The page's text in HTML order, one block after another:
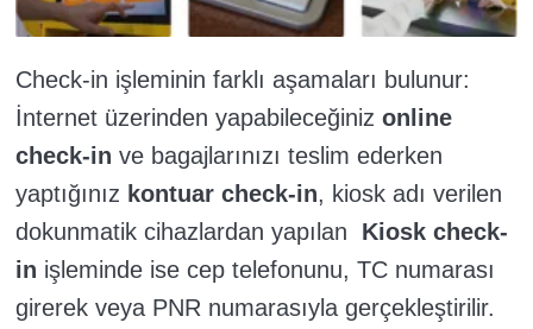
Check-in işleminin farklı aşamaları bulunur:
İnternet üzerinden yapabileceğiniz online
check-in ve bagajlarınızı teslim ederken
yaptığınız kontuar check-in, kiosk adı verilen
dokunmatik cihazlardan yapılan Kiosk check-
in işleminde ise cep telefonunu, TC numarası
girerek veya PNR numarasıyla gerçekleştirilir.